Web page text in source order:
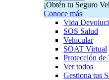
¡Obtén tu Seguro
Conoce más
Vida
SOS Salud
Vehicular
SOAT Virtual
Protección de
Ver todos
Gestiona tus